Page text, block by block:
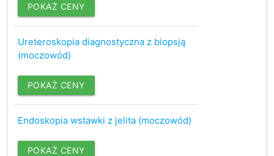
POKAŻ CENY
Ureteroskopia diagnostyczna z biopsją
(moczowód)
POKAŻ CENY
Endoskopia wstawki z jelita (moczowód)
POKAŻ CENY